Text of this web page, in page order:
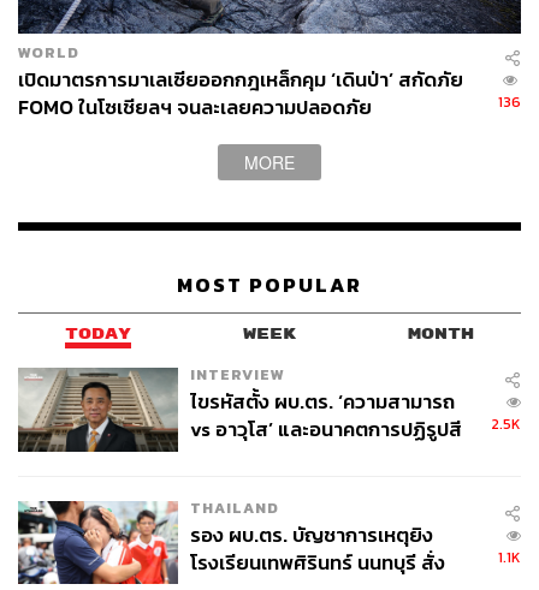
WORLD
เปิดมาตรการมาเลเซียออกกฎเหล็กคุม ‘เดินป่า’ สกัดภัย
FOMO ในโซเชียลฯ จนละเลยความปลอดภัย
136
MORE
MOST POPULAR
TODAY WEEK MONTH
INTERVIEW
ไขรหัสตั้ง ผบ.ตร. ‘ความสามารถ
vs อาวุโส’ และอนาคตการปฏิรูปสี
2.5K
THAILAND
รอง ผบ.ตร. บัญชาการเหตุยิง
โรงเรียนเทพศิรินทร์ นนทบุรี สั่ง
1.1K